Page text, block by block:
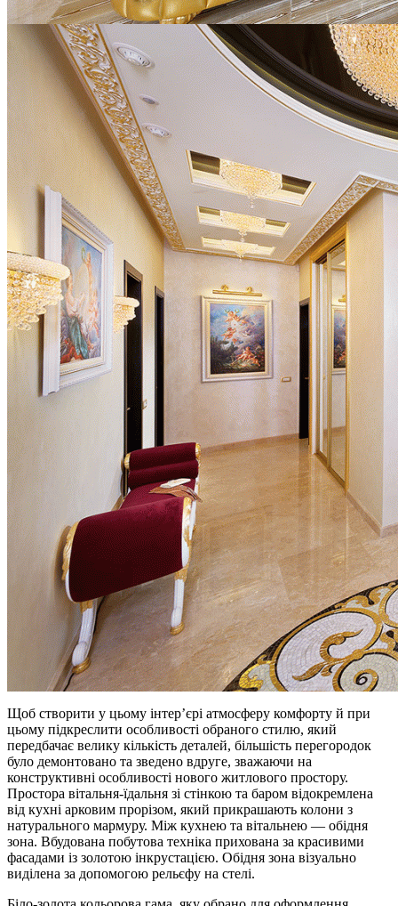
Щоб створити у цьому інтер’єрі атмосферу комфорту й при
цьому підкреслити особливості обраного стилю, який
передбачає велику кількість деталей, більшість перегородок
було демонтовано та зведено вдруге, зважаючи на
конструктивні особливості нового житлового простору.
Простора вітальня-їдальня зі стінкою та баром відокремлена
від кухні арковим прорізом, який прикрашають колони з
натурального мармуру. Між кухнею та вітальнею — обідня
зона. Вбудована побутова техніка прихована за красивими
фасадами із золотою інкрустацією. Обідня зона візуально
виділена за допомогою рельєфу на стелі.